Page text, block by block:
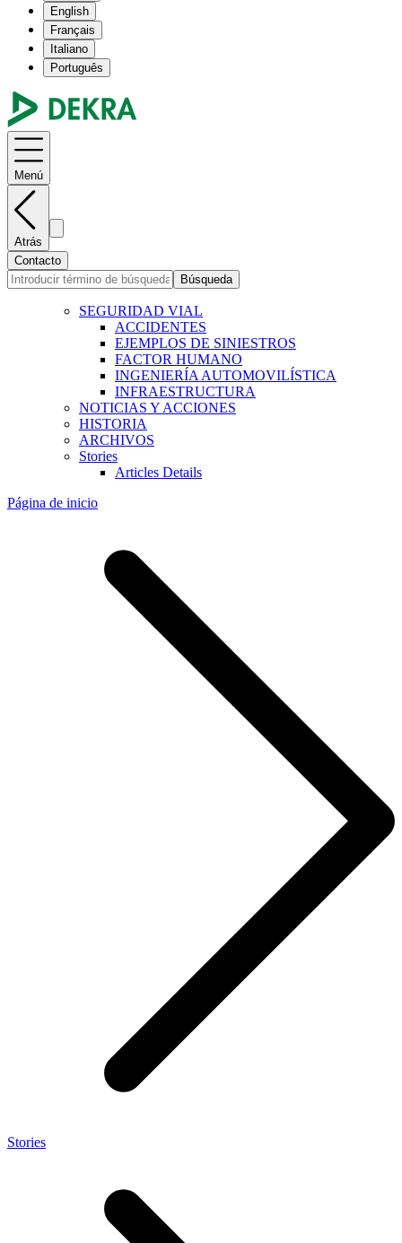
English
Français
Italiano
Português
Menú
Atrás
Contacto
Búsqueda
SEGURIDAD VIAL
ACCIDENTES
EJEMPLOS DE SINIESTROS
FACTOR HUMANO
INGENIERÍA AUTOMOVILÍSTICA
INFRAESTRUCTURA
NOTICIAS Y ACCIONES
HISTORIA
ARCHIVOS
Stories
Articles Details
Página de inicio
Stories